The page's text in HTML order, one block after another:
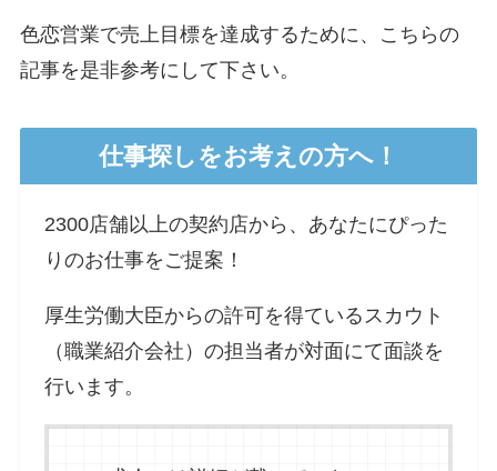
色恋営業で売上目標を達成するために、こちらの
記事を是非参考にして下さい。
仕事探しをお考えの方へ！
2300店舗以上の契約店から、あなたにぴった
りのお仕事をご提案！
厚生労働大臣からの許可を得ているスカウト
（職業紹介会社）の担当者が対面にて面談を
行います。